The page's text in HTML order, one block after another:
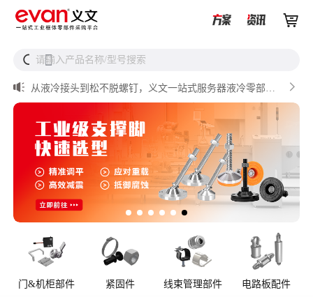

 
请输入产品名称/型号搜索
从液冷接头到松不脱螺钉，义文一站式服务器液冷零部件
解决方案


AI数据中心服务器液冷接头
准对比）
储能设备为什么必须用防松螺母？
门&机柜部件 紧固件 线束管理部件 电路板配件